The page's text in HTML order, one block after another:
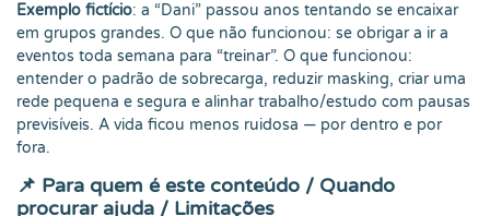
Exemplo fictício: a “Dani” passou anos tentando se encaixar
em grupos grandes. O que não funcionou: se obrigar a ir a
eventos toda semana para “treinar”. O que funcionou:
entender o padrão de sobrecarga, reduzir masking, criar uma
rede pequena e segura e alinhar trabalho/estudo com pausas
previsíveis. A vida ficou menos ruidosa — por dentro e por
fora.
📌 Para quem é este conteúdo / Quando
procurar ajuda / Limitações